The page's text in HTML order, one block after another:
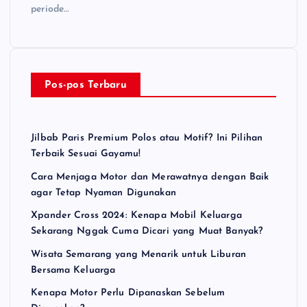
periode…
Pos-pos Terbaru
Jilbab Paris Premium Polos atau Motif? Ini Pilihan
Terbaik Sesuai Gayamu!
Cara Menjaga Motor dan Merawatnya dengan Baik
agar Tetap Nyaman Digunakan
Xpander Cross 2024: Kenapa Mobil Keluarga
Sekarang Nggak Cuma Dicari yang Muat Banyak?
Wisata Semarang yang Menarik untuk Liburan
Bersama Keluarga
Kenapa Motor Perlu Dipanaskan Sebelum